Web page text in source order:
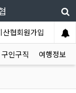
산협회원가입
구인구직 여행정보